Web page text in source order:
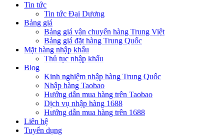
Tin tức
Tin tức Đại Dương
Bảng giá
Bảng giá vận chuyển hàng Trung Việt
Bảng giá đặt hàng Trung Quốc
Mặt hàng nhập khẩu
Thủ tục nhập khẩu
Blog
Kinh nghiệm nhập hàng Trung Quốc
Nhập hàng Taobao
Hướng dẫn mua hàng trên Taobao
Dịch vụ nhập hàng 1688
Hướng dẫn mua hàng trên 1688
Liên hệ
Tuyển dụng